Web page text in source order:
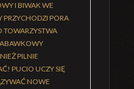
I BIWAK WE
PRZYCHODZI PORA
TOWARZYSTWA
PILNIE
PUCIO UCZY SIĘ
NOWE